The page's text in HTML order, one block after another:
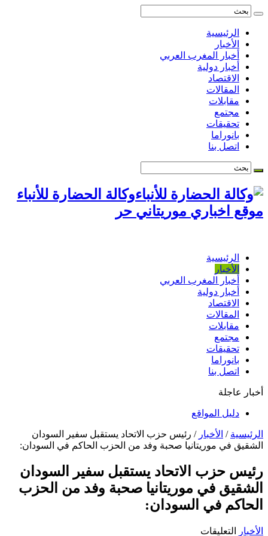
الرئيسية
الأخبار
أخبار المغرب العربي
أخبار دولية
الاقتصاد
المقالات
مقابلات
مجتمع
تحقيقات
بانوراما
اتصل بنا
وكالة الحضارة للأنباء
موقع اخباري موريتاني حر
الرئيسية
الأخبار
أخبار المغرب العربي
أخبار دولية
الاقتصاد
المقالات
مقابلات
مجتمع
تحقيقات
بانوراما
اتصل بنا
أخبار عاجلة
دليل المواقع
الرئيسية / الأخبار / رئيس حزب الاتحاد يستقبل سفير السودان
الشقيق في موريتانيا صحبة وفد من الحزب الحاكم في السودان:
رئيس حزب الاتحاد يستقبل سفير السودان
الشقيق في موريتانيا صحبة وفد من الحزب
الحاكم في السودان:
الأخبار التعليقات